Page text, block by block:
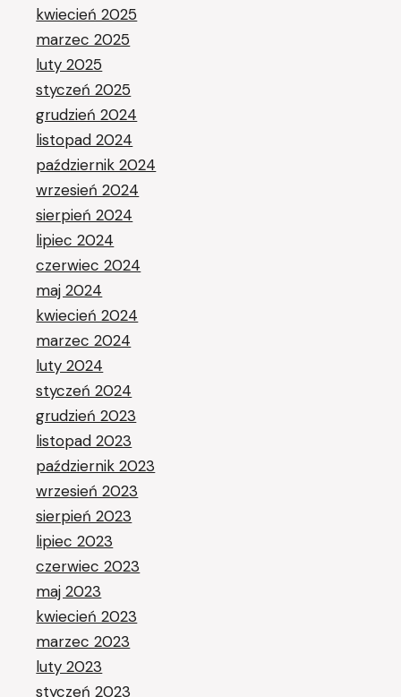
kwiecień 2025
marzec 2025
luty 2025
styczeń 2025
grudzień 2024
listopad 2024
październik 2024
wrzesień 2024
sierpień 2024
lipiec 2024
czerwiec 2024
maj 2024
kwiecień 2024
marzec 2024
luty 2024
styczeń 2024
grudzień 2023
listopad 2023
październik 2023
wrzesień 2023
sierpień 2023
lipiec 2023
czerwiec 2023
maj 2023
kwiecień 2023
marzec 2023
luty 2023
styczeń 2023